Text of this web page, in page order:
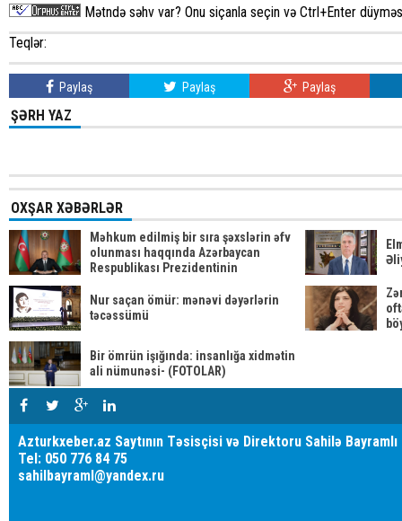
Mətndə səhv var? Onu siçanla seçin və Ctrl+Enter
Teqlər:
Paylaş Paylaş Paylaş
ŞƏRH YAZ
OXŞAR XƏBƏRLƏR
Məhkum edilmiş bir sıra şəxslərin əfv
olunması haqqında Azərbaycan
Respublikası Prezidentinin
Nur saçan ömür: mənəvi dəyərlərin
təcəssümü
Bir ömrün işığında: insanlığa xidmətin
ali nümunəsi- (FOTOLAR)
Azturkxeber.az Saytının Təsisçisi və Direktoru Sahilə Bayramlı
Tel: 050 776 84 75
sahilbayraml@yandex.ru